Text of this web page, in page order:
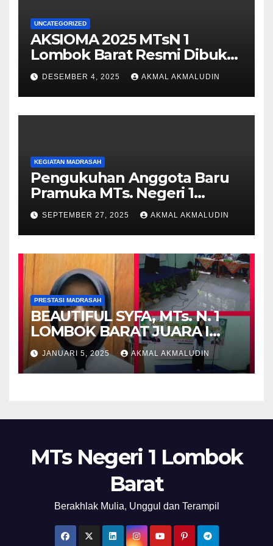
UNCATEGORIZED
AKSIOMA 2025 MTsN 1
Lombok Barat Resmi Dibuka,
Semarakkan Pasca SAS
dengan Semangat
Sportivitas dan Kreativitas
DESEMBER 4, 2025 AKMAL AKMALUDIN
KEGIATAN MADRASAH
Pengukuhan Anggota Baru
Pramuka MTs. Negeri 1
Lombok Barat Tahun 2025 di
Pantai Cemare Lembar
SEPTEMBER 27, 2025 AKMAL AKMALUDIN
PRESTASI MADRASAH
BEAUTIFUL SYFA, MTs. N. 1
LOMBOK BARAT JUARA I
PIDATO BAHASA INGGRIS
JANUARI 5, 2025 AKMAL AKMALUDIN
MTs Negeri 1 Lombok
Barat
Berakhlak Mulia, Unggul dan Terampil